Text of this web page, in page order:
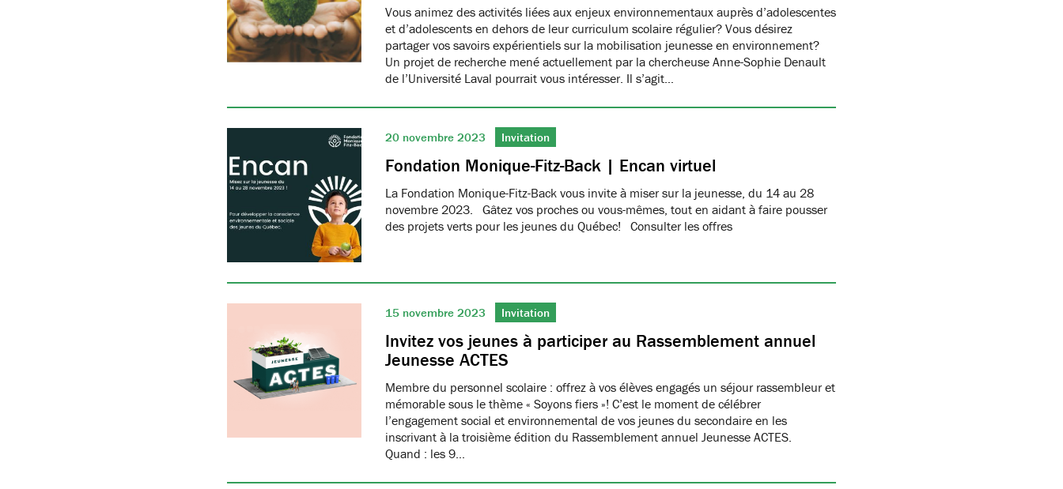
Vous animez des activités liées aux enjeux environnementaux auprès d’adolescentes
et d’adolescents en dehors de leur curriculum scolaire régulier? Vous désirez
partager vos savoirs expérientiels sur la mobilisation jeunesse en environnement?
Un projet de recherche mené actuellement par la chercheuse Anne-Sophie Denault
de l’Université Laval pourrait vous intéresser. Il s’agit…
20 novembre 2023 Invitation
Fondation Monique-Fitz-Back | Encan virtuel
La Fondation Monique-Fitz-Back vous invite à miser sur la jeunesse, du 14 au 28
novembre 2023. Gâtez vos proches ou vous-mêmes, tout en aidant à faire pousser
des projets verts pour les jeunes du Québec! Consulter les offres
15 novembre 2023 Invitation
Invitez vos jeunes à participer au Rassemblement annuel
Jeunesse ACTES
Membre du personnel scolaire : offrez à vos élèves engagés un séjour rassembleur et
mémorable sous le thème « Soyons fiers »! C’est le moment de célébrer
l’engagement social et environnemental de vos jeunes du secondaire en les
inscrivant à la troisième édition du Rassemblement annuel Jeunesse ACTES.
Quand : les 9…